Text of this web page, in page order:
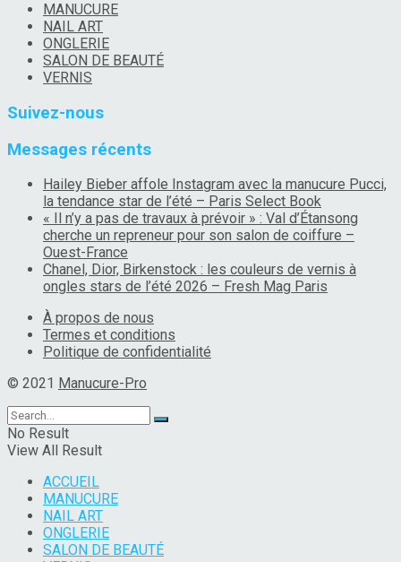
MANUCURE
NAIL ART
ONGLERIE
SALON DE BEAUTÉ
VERNIS
Suivez-nous
Messages récents
Hailey Bieber affole Instagram avec la manucure Pucci,
la tendance star de l’été – Paris Select Book
« Il n’y a pas de travaux à prévoir » : Val d’Étansong
cherche un repreneur pour son salon de coiffure –
Ouest-France
Chanel, Dior, Birkenstock : les couleurs de vernis à
ongles stars de l’été 2026 – Fresh Mag Paris
À propos de nous
Termes et conditions
Politique de confidentialité
© 2021 Manucure-Pro
No Result
View All Result
ACCUEIL
MANUCURE
NAIL ART
ONGLERIE
SALON DE BEAUTÉ